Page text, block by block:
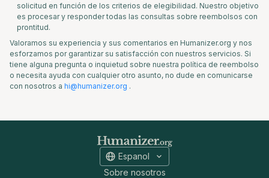
solicitud en función de los criterios de elegibilidad. Nuestro objetivo
es procesar y responder todas las consultas sobre reembolsos con
prontitud.
Valoramos su experiencia y sus comentarios en Humanizer.org y nos
esforzamos por garantizar su satisfacción con nuestros servicios. Si
tiene alguna pregunta o inquietud sobre nuestra política de reembolso
o necesita ayuda con cualquier otro asunto, no dude en comunicarse
con nosotros a hi@humanizer.org .
Espanol
Sobre nosotros